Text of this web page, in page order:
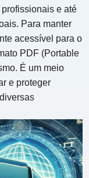
e até
Para manter
acessível para o
PDF (Portable
É um meio
e proteger